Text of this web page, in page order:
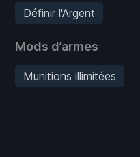
Définir l'Argent
Mods d’armes
Munitions illimitées